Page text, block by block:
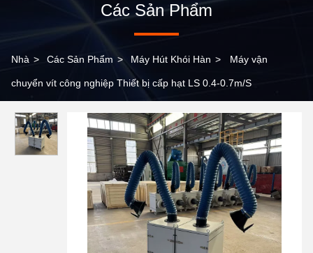
Các Sản Phẩm
Nhà > Các Sản Phẩm > Máy Hút Khói Hàn > Máy vận
chuyển vít công nghiệp Thiết bị cấp hạt LS 0.4-0.7m/S